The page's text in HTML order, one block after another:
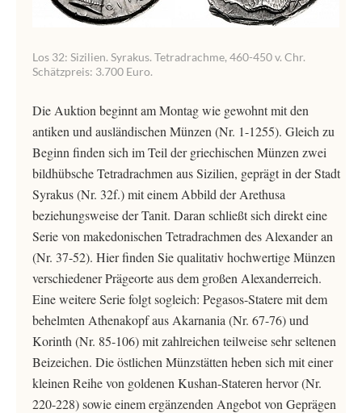
Los 32: Sizilien. Syrakus. Tetradrachme, 460-450 v. Chr.
Schätzpreis: 3.700 Euro.
Die Auktion beginnt am Montag wie gewohnt mit den
antiken und ausländischen Münzen (Nr. 1-1255). Gleich zu
Beginn finden sich im Teil der griechischen Münzen zwei
bildhübsche Tetradrachmen aus Sizilien, geprägt in der Stadt
Syrakus (Nr. 32f.) mit einem Abbild der Arethusa
beziehungsweise der Tanit. Daran schließt sich direkt eine
Serie von makedonischen Tetradrachmen des Alexander an
(Nr. 37-52). Hier finden Sie qualitativ hochwertige Münzen
verschiedener Prägeorte aus dem großen Alexanderreich.
Eine weitere Serie folgt sogleich: Pegasos-Statere mit dem
behelmten Athenakopf aus Akarnania (Nr. 67-76) und
Korinth (Nr. 85-106) mit zahlreichen teilweise sehr seltenen
Beizeichen. Die östlichen Münzstätten heben sich mit einer
kleinen Reihe von goldenen Kushan-Stateren hervor (Nr.
220-228) sowie einem ergänzenden Angebot von Geprägen